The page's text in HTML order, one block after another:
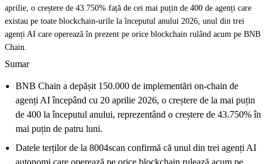
aprilie, o creștere de 43.750% față de cei mai puțin de 400 de agenți care
existau pe toate blockchain-urile la începutul anului 2026, unul din trei
agenți AI care operează în prezent pe orice blockchain rulând acum pe BNB
Chain.
Sumar
BNB Chain a depășit 150.000 de implementări on-chain de
agenți AI începând cu 20 aprilie 2026, o creștere de la mai puțin
de 400 la începutul anului, reprezentând o creștere de 43.750% în
mai puțin de patru luni.
Datele terților de la 8004scan confirmă că unul din trei agenți AI
autonomi care operează pe orice blockchain rulează acum pe